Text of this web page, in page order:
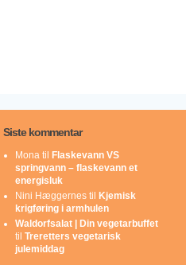
Siste kommentar
Mona til Flaskevann VS
springvann – flaskevann et
energisluk
Nini Hæggernes til Kjemisk
krigføring i armhulen
Waldorfsalat | Din vegetarbuffet
til Treretters vegetarisk
julemiddag